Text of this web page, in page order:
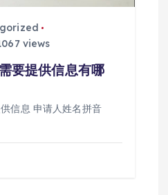
views
要提供信息有哪
信息 申请人姓名拼音